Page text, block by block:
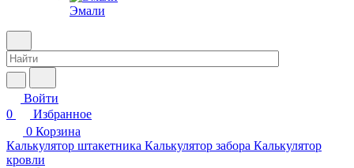
Эмали
Войти
0
Избранное
0 Корзина
Калькулятор штакетника Калькулятор забора Калькулятор
кровли